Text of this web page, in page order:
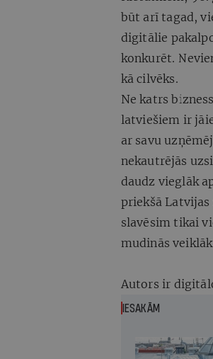
būt arī tagad,
digitālie
konkurēt.
kā cilvēks.
Ne katrs
latviešiem ir
ar savu
nekautrējās
daudz vieglāk
priekšā
slavēsim tikai
mudinās
Autors ir
IESAKĀM